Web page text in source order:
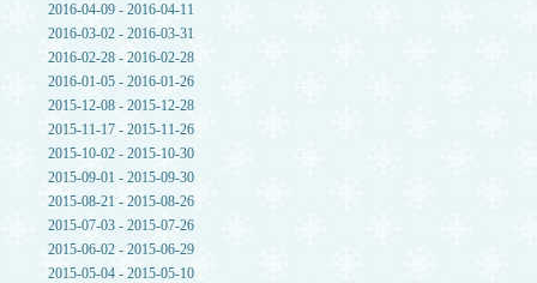
2016-04-09 - 2016-04-11
2016-03-02 - 2016-03-31
2016-02-28 - 2016-02-28
2016-01-05 - 2016-01-26
2015-12-08 - 2015-12-28
2015-11-17 - 2015-11-26
2015-10-02 - 2015-10-30
2015-09-01 - 2015-09-30
2015-08-21 - 2015-08-26
2015-07-03 - 2015-07-26
2015-06-02 - 2015-06-29
2015-05-04 - 2015-05-10